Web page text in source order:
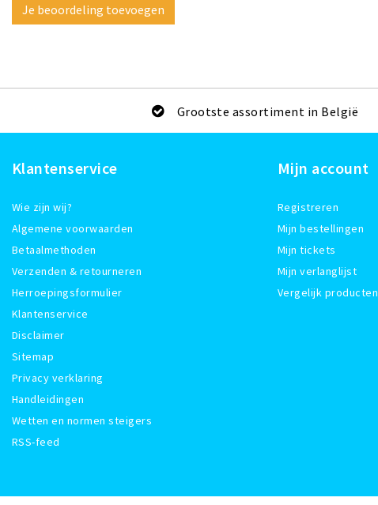
Je beoordeling toevoegen
Grootste assortiment in België
Klantenservice
Wie zijn wij?
Algemene voorwaarden
Betaalmethoden
Verzenden & retourneren
Herroepingsformulier
Klantenservice
Disclaimer
Sitemap
Privacy verklaring
Handleidingen
Wetten en normen steigers
RSS-feed
Mijn account
Registreren
Mijn bestellingen
Mijn tickets
Mijn verlanglijst
Vergelijk producten